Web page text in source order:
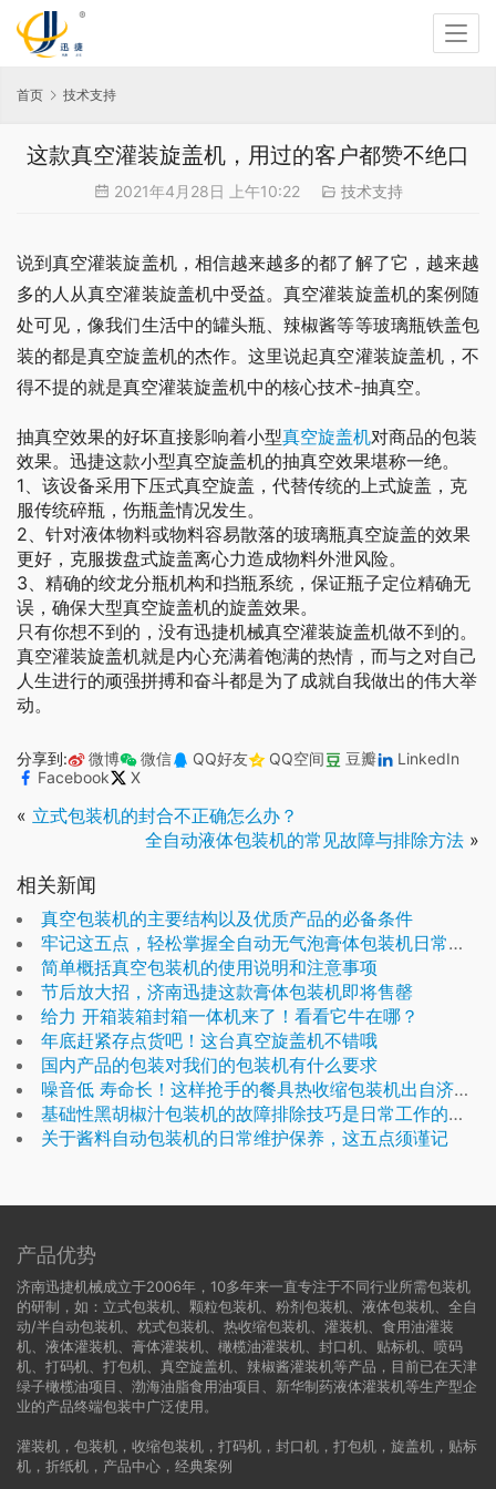
首页 技术支持
这款真空灌装旋盖机，用过的客户都赞不绝口
2021年4月28日 上午10:22 技术支持
说到真空灌装旋盖机，相信越来越多的都了解了它，越来越
多的人从真空灌装旋盖机中受益。真空灌装旋盖机的案例随
处可见，像我们生活中的罐头瓶、辣椒酱等等玻璃瓶铁盖包
装的都是真空旋盖机的杰作。这里说起真空灌装旋盖机，不
得不提的就是真空灌装旋盖机中的核心技术-抽真空。
抽真空效果的好坏直接影响着小型真空旋盖机对商品的包装
效果。迅捷这款小型真空旋盖机的抽真空效果堪称一绝。
1、该设备采用下压式真空旋盖，代替传统的上式旋盖，克
服传统碎瓶，伤瓶盖情况发生。
2、针对液体物料或物料容易散落的玻璃瓶真空旋盖的效果
更好，克服拨盘式旋盖离心力造成物料外泄风险。
3、精确的绞龙分瓶机构和挡瓶系统，保证瓶子定位精确无
误，确保大型真空旋盖机的旋盖效果。
只有你想不到的，没有迅捷机械真空灌装旋盖机做不到的。
真空灌装旋盖机就是内心充满着饱满的热情，而与之对自己
人生进行的顽强拼搏和奋斗都是为了成就自我做出的伟大举
动。
分享到: 微博 微信 QQ好友 QQ空间 豆瓣
LinkedIn
Facebook
X
« 立式包装机的封合不正确怎么办？
全自动液体包装机的常见故障与排除方法 »
相关新闻
真空包装机的主要结构以及优质产品的必备条件
牢记这五点，轻松掌握全自动无气泡膏体包装机日常保养
简单概括真空包装机的使用说明和注意事项
节后放大招，济南迅捷这款膏体包装机即将售罄
给力 开箱装箱封箱一体机来了！看看它牛在哪？
年底赶紧存点货吧！这台真空旋盖机不错哦
国内产品的包装对我们的包装机有什么要求
噪音低 寿命长！这样抢手的餐具热收缩包装机出自济南迅捷
基础性黑胡椒汁包装机的故障排除技巧是日常工作的必要
关于酱料自动包装机的日常维护保养，这五点须谨记
产品优势
济南迅捷机械成立于2006年，10多年来一直专注于不同行业所需包装机
的研制，如：立式包装机、颗粒包装机、粉剂包装机、液体包装机、全自
动/半自动包装机、枕式包装机、热收缩包装机、灌装机、食用油灌装
机、液体灌装机、膏体灌装机、橄榄油灌装机、封口机、贴标机、喷码
机、打码机、打包机、真空旋盖机、辣椒酱灌装机等产品，目前已在天津
绿子橄榄油项目、渤海油脂食用油项目、新华制药液体灌装机等生产型企
业的产品终端包装中广泛使用。
灌装机 ， 包装机 ， 收缩包装机 ， 打码机 ， 封口机 ， 打包机 ， 旋盖机 ， 贴标
机 ， 折纸机 ， 产品中心 ， 经典案例